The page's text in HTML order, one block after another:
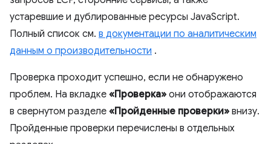
устаревшие и дублированные ресурсы JavaScript.
Полный список см. в документации по аналитическим
данным о производительности .
Проверка проходит успешно, если не обнаружено
проблем. На вкладке «Проверка» они отображаются
в свернутом разделе «Пройденные проверки» внизу.
Пройденные проверки перечислены в отдельных